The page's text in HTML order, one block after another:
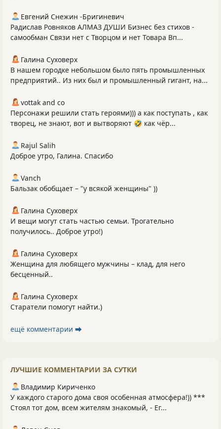
Евгений Снежин -Бригиневич
Радислав Ровняков АЛМАЗ ДУШИ Бизнес без стихов -
самообман Связи нет с Творцом и нет Товара Вп...
Галина Суховерх
В нашем городке небольшом было пять промышленных
предприятий.. Из них был и промышленный гигант, на...
vottak and co
Персонажи решили стать героями))) а как поступать , как
творец, не знают, вот и вытворяют 🤣 как чёр...
Rajul Salih
Доброе утро, Галина. Спасибо
Vanch
Бальзак обобщает – "у всякой женщины" ))
Галина Суховерх
И вещи могут стать частью семьи. Трогательно
получилось.. Доброе утро!)
Галина Суховерх
Женщина для любящего мужчины – клад, для него
бесценный..
Галина Суховерх
Старатели помогут найти.)
ещё комментарии ⮕
ЛУЧШИЕ КОММЕНТАРИИ ЗА СУТКИ
Владимир Кириченко
У каждого старого дома своя особенная атмосфера!)) ***
Стоял тот дом, всем жителям знакомый, - Ег...